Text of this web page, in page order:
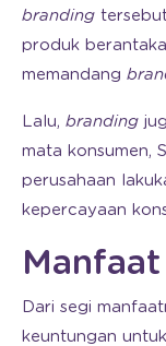
branding
produk
memandang
Lalu, branding
mata konsumen,
perusahaan
kepercayaan
Manfaat
Dari segi
keuntungan